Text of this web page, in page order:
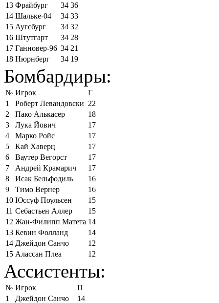
13 Фрайбург 34 36
14 Шальке-04 34 33
15 Аугсбург 34 32
16 Штутгарт 34 28
17 Ганновер-96 34 21
18 Нюрнберг 34 19
Бомбардиры:
№ Игрок
Г
1
Роберт Левандовски 22
2
Пако Алькасер
18
3
Лука Йович
17
4
Марко Ройс
17
5
Кай Хаверц
17
6
Ваутер Вегорст
17
7
Андрей Крамарич
17
8
Исак Бельфодиль
16
9
Тимо Вернер
16
10 Юссуф Поульсен
15
11 Себастьен Аллер
15
12 Жан-Филипп Матета 14
13 Кевин Фолланд
14
14 Джейдон Санчо
12
15 Алассан Плеа 12
Ассистенты:
№ Игрок
П
1
Джейдон Санчо
14